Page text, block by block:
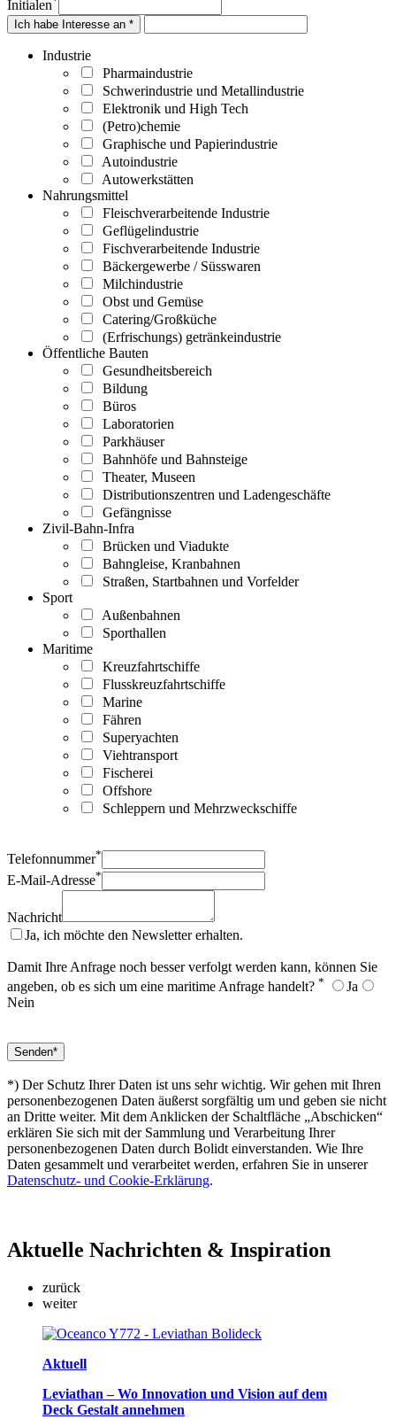
Initialen
Ich habe Interesse an *
Industrie
Pharmaindustrie
Schwerindustrie und Metallindustrie
Elektronik und High Tech
(Petro)chemie
Graphische und Papierindustrie
Autoindustrie
Autowerkstätten
Nahrungsmittel
Fleischverarbeitende Industrie
Geflügelindustrie
Fischverarbeitende Industrie
Bäckergewerbe / Süsswaren
Milchindustrie
Obst und Gemüse
Catering/Großküche
(Erfrischungs) getränkeindustrie
Öffentliche Bauten
Gesundheitsbereich
Bildung
Büros
Laboratorien
Parkhäuser
Bahnhöfe und Bahnsteige
Theater, Museen
Distributionszentren und Ladengeschäfte
Gefängnisse
Zivil-Bahn-Infra
Brücken und Viadukte
Bahngleise, Kranbahnen
Straßen, Startbahnen und Vorfelder
Sport
Außenbahnen
Sporthallen
Maritime
Kreuzfahrtschiffe
Flusskreuzfahrtschiffe
Marine
Fähren
Superyachten
Viehtransport
Fischerei
Offshore
Schleppern und Mehrzweckschiffe
Telefonnummer*
E-Mail-Adresse*
Nachricht
Ja, ich möchte den Newsletter erhalten.
Damit Ihre Anfrage noch besser verfolgt werden kann, können Sie
angeben, ob es sich um eine maritime Anfrage handelt? *
Ja
Nein
*) Der Schutz Ihrer Daten ist uns sehr wichtig. Wir gehen mit Ihren
personenbezogenen Daten äußerst sorgfältig um und geben sie nicht
an Dritte weiter. Mit dem Anklicken der Schaltfläche „Abschicken“
erklären Sie sich mit der Sammlung und Verarbeitung Ihrer
personenbezogenen Daten durch Bolidt einverstanden. Wie Ihre
Daten gesammelt und verarbeitet werden, erfahren Sie in unserer
Datenschutz- und Cookie-Erklärung.
Aktuelle Nachrichten & Inspiration
zurück
weiter
Aktuell
Leviathan – Wo Innovation und Vision auf dem
Deck Gestalt annehmen